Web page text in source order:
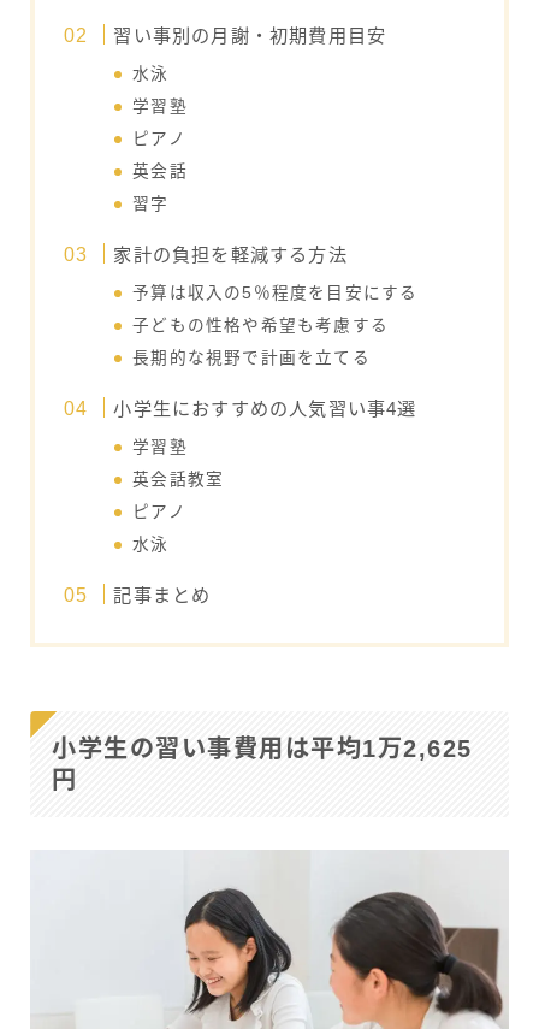
習い事別の月謝・初期費用目安
水泳
学習塾
ピアノ
英会話
習字
家計の負担を軽減する方法
予算は収入の5％程度を目安にする
子どもの性格や希望も考慮する
長期的な視野で計画を立てる
小学生におすすめの人気習い事4選
学習塾
英会話教室
ピアノ
水泳
記事まとめ
小学生の習い事費用は平均1万2,625
円